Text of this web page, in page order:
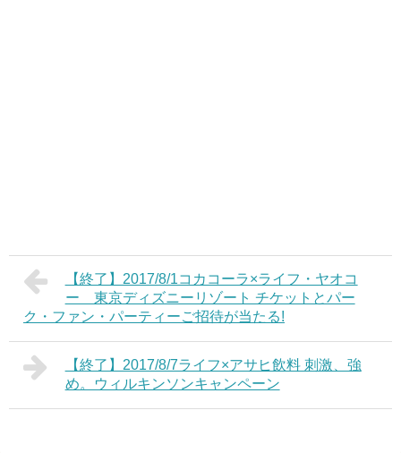
【終了】2017/8/1コカコーラ×ライフ・ヤオコ
ー 東京ディズニーリゾート チケットとパー
ク・ファン・パーティーご招待が当たる!
【終了】2017/8/7ライフ×アサヒ飲料 刺激、強
め。ウィルキンソンキャンペーン